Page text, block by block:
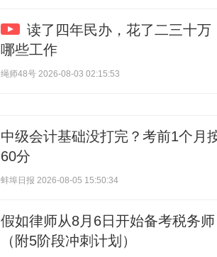
读了四年民办，花了二三十万
哪些工作
绳师48号 2026-08-03 02:15:53
中级会计基础没打完？考前1个月
60分
蚌埠日报 2026-08-05 15:50:34
假如律师从8月6日开始备考税务
（附5阶段冲刺计划）